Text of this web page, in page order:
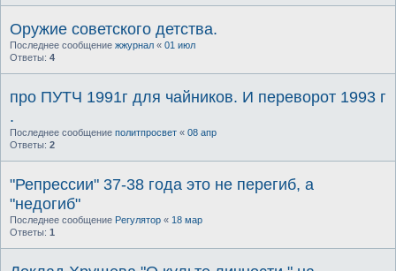
Оружие советского детства.
Последнее сообщение жжурнал « 01 июл
Ответы: 4
про ПУТЧ 1991г для чайников. И переворот 1993 г
.
Последнее сообщение политпросвет « 08 апр
Ответы: 2
"Репрессии" 37-38 года это не перегиб, а
"недогиб"
Последнее сообщение Регулятор « 18 мар
Ответы: 1